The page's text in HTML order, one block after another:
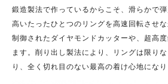
鍛造製法で作っているからこそ、滑らかで
高いたったひとつのリングを高速回転させ
制御されたダイヤモンドカッターや、超高
ます。削り出し製法により、リングは限り
り、全く切れ目のない最高の着け心地になり